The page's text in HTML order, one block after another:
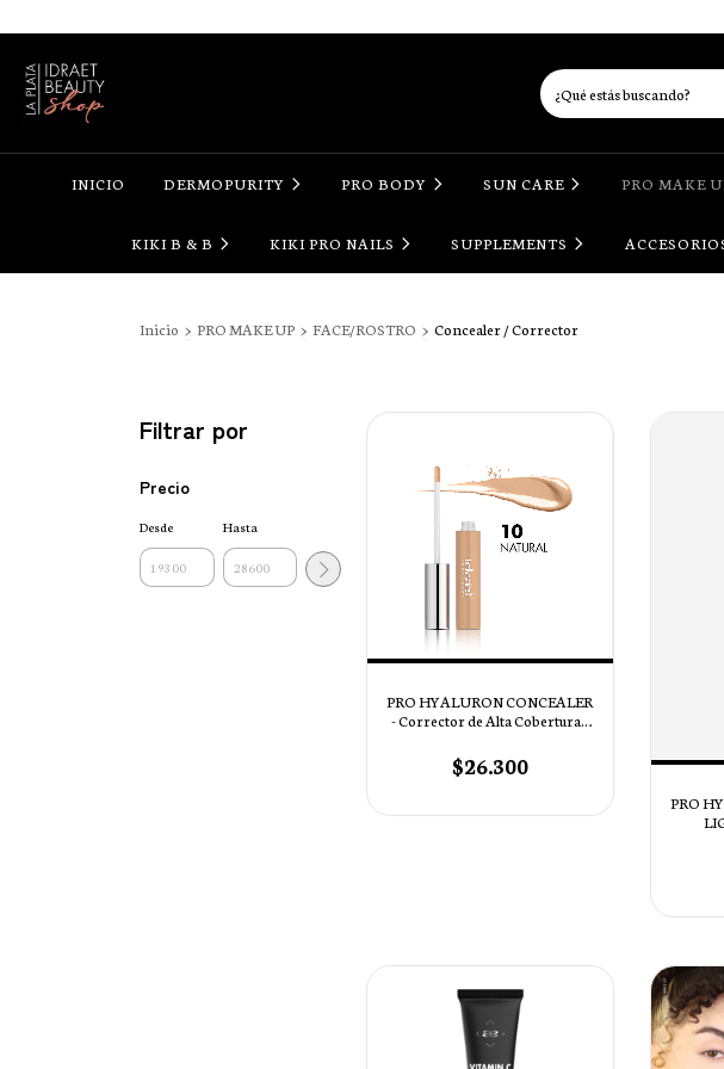
INICIO DERMOPURITY PRO BODY SUN CARE PRO MAKE
KIKI B & B KIKI PRO NAILS SUPPLEMENTS
Inicio > PRO MAKE UP > FACE/ROSTRO > Concealer / Corrector
Filtrar por
Precio
Desde Hasta
PRO HYALURON CONCEALER
- Corrector de Alta Cobertura -
$26.300
PRO
HD